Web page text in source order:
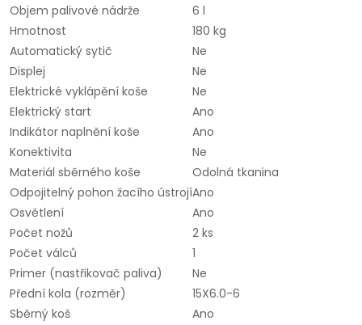
Objem palivové nádrže
6 l
Hmotnost
180 kg
Automatický sytič
Ne
Displej
Ne
Elektrické vyklápění koše
Ne
Elektrický start
Ano
Indikátor naplnění koše
Ano
Konektivita
Ne
Materiál sběrného koše
Odolná tkanina
Odpojitelný pohon žacího ústrojíAno
Osvětlení
Ano
Počet nožů
2 ks
Počet válců
1
Primer (nastřikovač paliva)
Ne
Přední kola (rozměr)
15X6.0-6
Sběrný koš
Ano